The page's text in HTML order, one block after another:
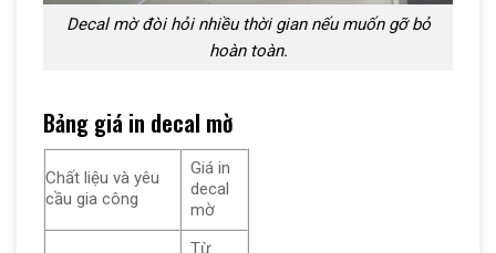
Decal mờ đòi hỏi nhiều thời gian nếu muốn gỡ bỏ
hoàn toàn.
Bảng giá in decal mờ
Chất liệu và yêu
cầu gia công
Giá in
decal
mờ
Từ